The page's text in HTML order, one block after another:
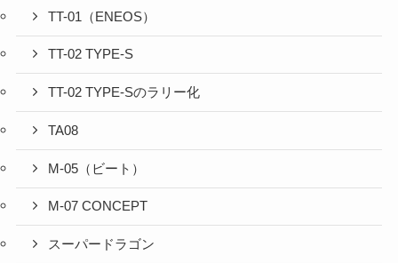
TT-01（ENEOS）
TT-02 TYPE-S
TT-02 TYPE-Sのラリー化
TA08
M-05（ビート）
M-07 CONCEPT
スーパードラゴン